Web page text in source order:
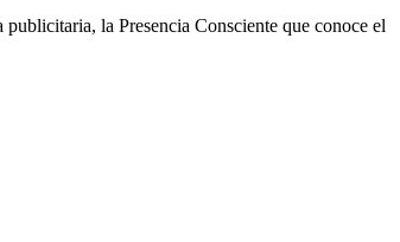
la Presencia Consciente que conoce el